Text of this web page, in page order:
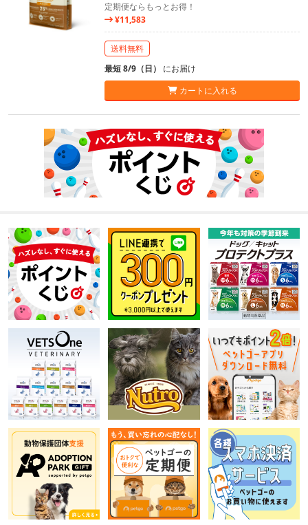
定期便ならもっとお得！
¥11,583
送料無料
最短 8/9（日） にお届け
カートに入れる